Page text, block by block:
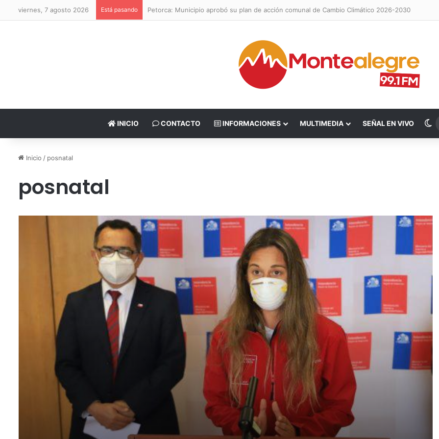
viernes, 7 agosto 2026 Está pasando Petorca: Municipio aprobó su plan de acción comunal de Cambio Climático 2026-2030
INICIO CONTACTO INFORMACIONES MULTIMEDIA SEÑAL EN VIVO
Inicio / posnatal
posnatal